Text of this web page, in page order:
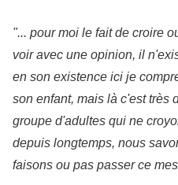
"... pour moi le fait de croire
voir avec une opinion, il
en son existence ici je
son enfant, mais là c'est très
groupe d'adultes qui ne
depuis longtemps, nous
faisons ou pas passer ce